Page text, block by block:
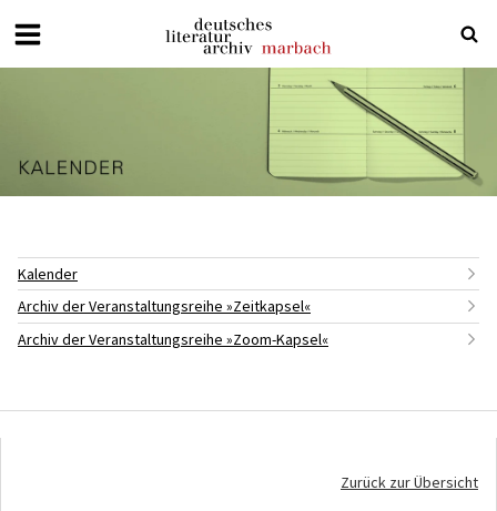
Deutsches
Literaturarchiv
Kalender
Archiv der Veranstaltungsreihe »Zeitkapsel«
Archiv der Veranstaltungsreihe »Zoom-Kapsel«
Zurück zur Übersicht